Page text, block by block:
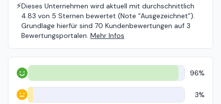
⚡️Dieses Unternehmen wird aktuell mit durchschnittlich
4.83 von 5 Sternen bewertet (Note “Ausgezeichnet”).
Grundlage hierfür sind 70 Kundenbewertungen auf 3
Bewertungsportalen. Mehr Infos
Positiv 96%
Neutral 3%